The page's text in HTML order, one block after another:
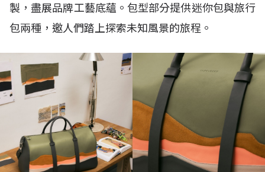
製，盡展品牌工藝底蘊。包型部分提供迷你包與旅行
包兩種，邀人們踏上探索未知風景的旅程。